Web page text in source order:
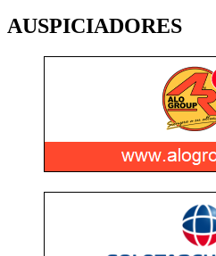
AUSPICIADORES